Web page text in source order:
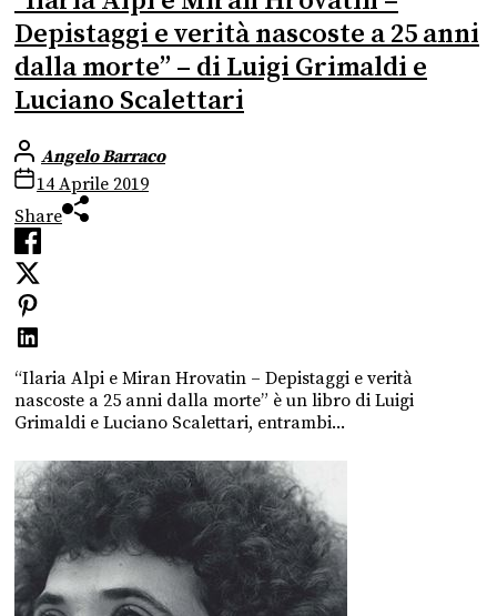
Depistaggi e verità nascoste a 25 anni
dalla morte” – di Luigi Grimaldi e
Luciano Scalettari
Angelo Barraco
14 Aprile 2019
Share
“Ilaria Alpi e Miran Hrovatin – Depistaggi e verità
nascoste a 25 anni dalla morte” è un libro di Luigi
Grimaldi e Luciano Scalettari, entrambi...